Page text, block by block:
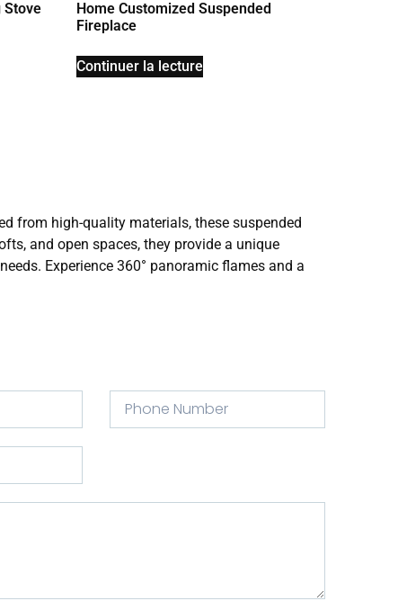
Stove
Home Customized Suspended
Fireplace
Continuer la lecture
from high-quality materials, these suspended
and open spaces, they provide a unique
Experience 360° panoramic flames and a